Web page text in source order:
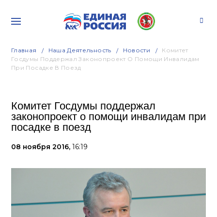
Главная Наша Деятельность Новости
Комитет
Госдумы Поддержал Законопроект О Помощи Инвалидам
При Посадке В Поезд
Комитет Госдумы поддержал
законопроект о помощи инвалидам при
посадке в поезд
08 ноября 2016, 16:19